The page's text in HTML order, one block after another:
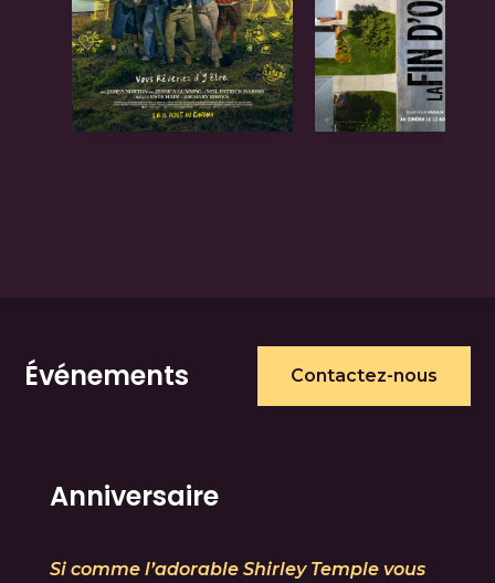
Événements Contactez-nous
Anniversaire
Si comme l’adorable Shirley Temple vous